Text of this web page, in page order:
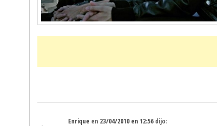
Enrique en 23/04/2010 en 12:56 dijo: